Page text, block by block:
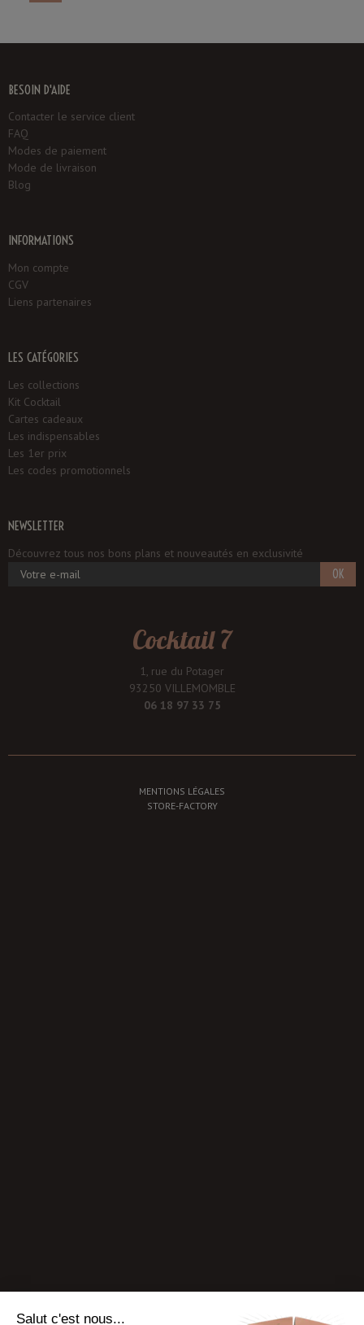
BESOIN D'AIDE
Contacter le service client
FAQ
Modes de paiement
Mode de livraison
Blog
INFORMATIONS
Mon compte
CGV
Liens partenaires
LES CATÉGORIES
Les collections
Kit Cocktail
Cartes cadeaux
Les indispensables
Les 1er prix
Les codes promotionnels
NEWSLETTER
Découvrez tous nos bons plans et nouveautés en exclusivité
OK
Cocktail 7
1, rue du Potager
93250 VILLEMOMBLE
06 18 97 33 75
MENTIONS LÉGALES
STORE-FACTORY